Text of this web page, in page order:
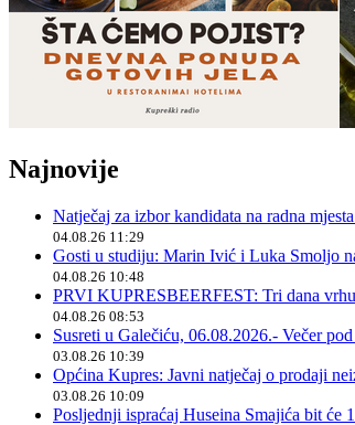
Najnovije
Natječaj za izbor kandidata na radna
04.08.26 11:29
Gosti u studiju: Marin Ivić i Luka Smoljo
04.08.26 10:48
PRVI KUPRESBEERFEST: Tri dana
04.08.26 08:53
Susreti u Galečiću, 06.08.2026.- Večer
03.08.26 10:39
Općina Kupres: Javni natječaj o prodaji
03.08.26 10:09
Posljednji ispraćaj Huseina Smajića bit će